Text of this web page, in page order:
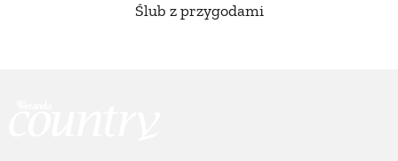
Ślub z przygodami